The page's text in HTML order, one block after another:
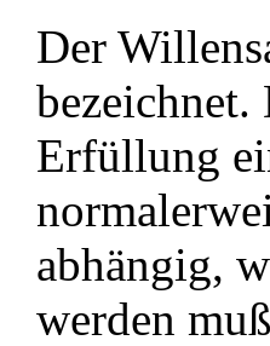
Der
Erfüllung
abhängig,
werden